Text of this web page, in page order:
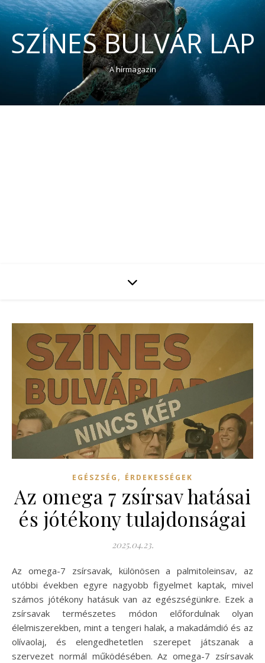
SZÍNES BULVÁR LAP
A hírmagazin
EGÉSZSÉG , ÉRDEKESSÉGEK
Az omega 7 zsírsav hatásai
és jótékony tulajdonságai
2025.04.23.
Az omega-7 zsírsavak, különösen a palmitoleinsav, az
utóbbi években egyre nagyobb figyelmet kaptak, mivel
számos jótékony hatásuk van az egészségünkre. Ezek a
zsírsavak természetes módon előfordulnak olyan
élelmiszerekben, mint a tengeri halak, a makadámdió és az
olívaolaj, és elengedhetetlen szerepet játszanak a
szervezet normál működésében. Az omega-7 zsírsavak